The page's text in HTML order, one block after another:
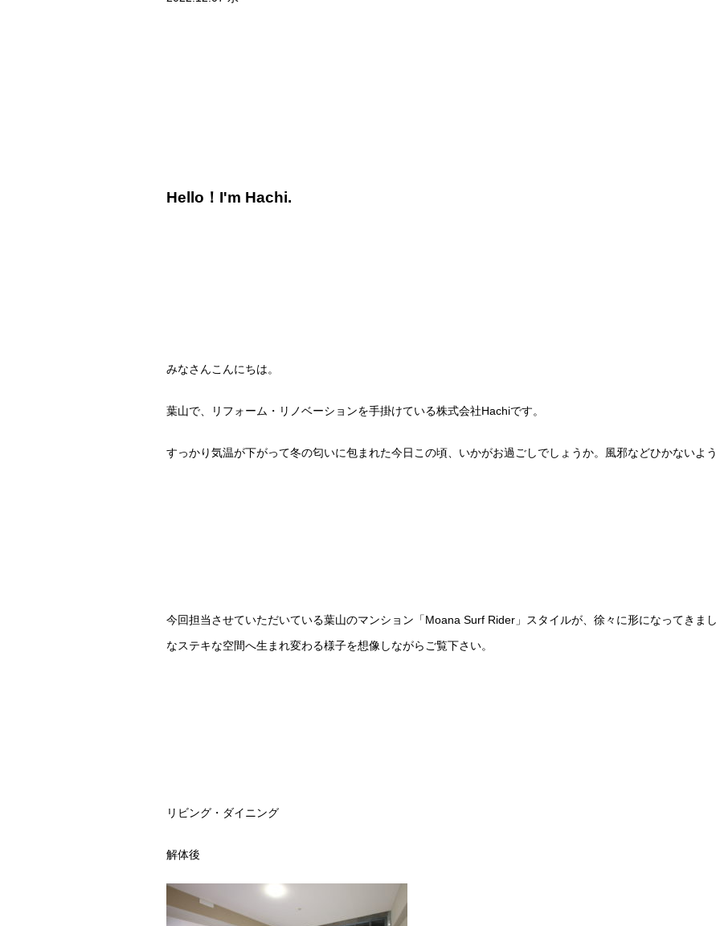
Hello！I'm Hachi.
みなさんこんにちは。
葉山で、リフォーム・リノベーションを手掛けている株式会社Hachiです。
すっかり気温が下がって冬の匂いに包まれた今日この頃、いかがお過ごしでしょうか。風邪などひかないよ
今回担当させていただいている葉山のマンション「Moana Surf Rider」スタイルが、徐々に形になってきま
なステキな空間へ生まれ変わる様子を想像しながらご覧下さい。
リビング・ダイニング
解体後